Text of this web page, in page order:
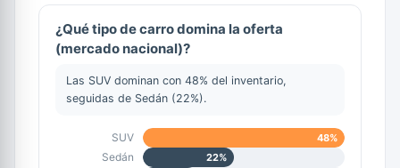
¿Qué tipo de carro domina la oferta
(mercado nacional)?
Las SUV dominan con 48% del inventario,
seguidas de Sedán (22%).
SUV 48%
Sedán 22%